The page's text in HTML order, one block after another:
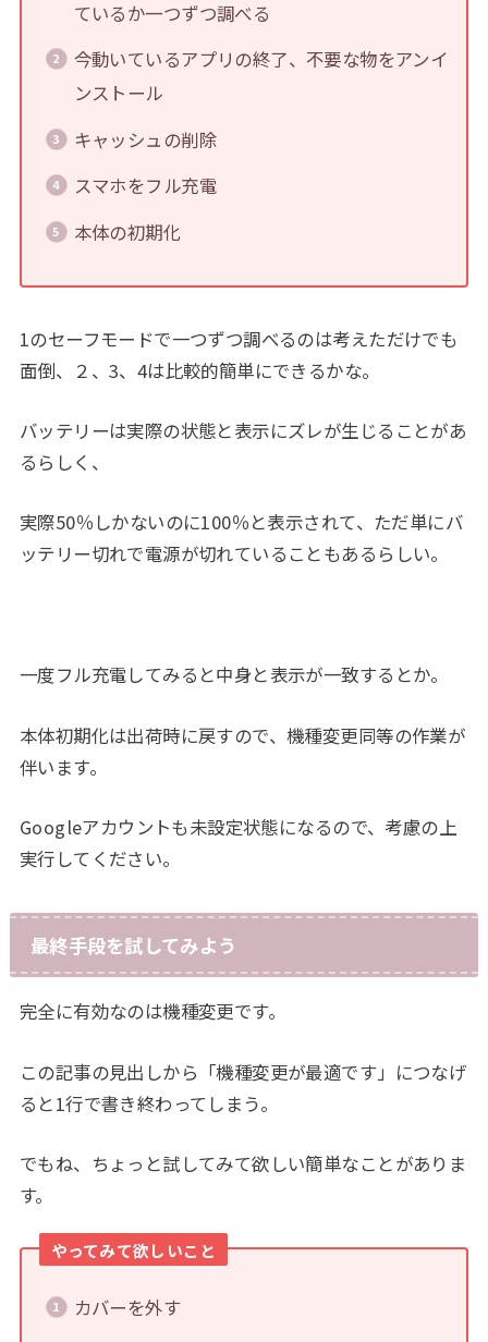
ているか一つずつ調べる
今動いているアプリの終了、不要な物をアンイ
ンストール
キャッシュの削除
スマホをフル充電
本体の初期化
1のセーフモードで一つずつ調べるのは考えただけでも
面倒、２、3、4は比較的簡単にできるかな。
バッテリーは実際の状態と表示にズレが生じることがあ
るらしく、
実際50％しかないのに100％と表示されて、ただ単にバ
ッテリー切れで電源が切れていることもあるらしい。
一度フル充電してみると中身と表示が一致するとか。
本体初期化は出荷時に戻すので、機種変更同等の作業が
伴います。
Googleアカウントも未設定状態になるので、考慮の上
実行してください。
最終手段を試してみよう
完全に有効なのは機種変更です。
この記事の見出しから「機種変更が最適です」につなげ
ると1行で書き終わってしまう。
でもね、ちょっと試してみて欲しい簡単なことがありま
す。
やってみて欲しいこと
カバーを外す